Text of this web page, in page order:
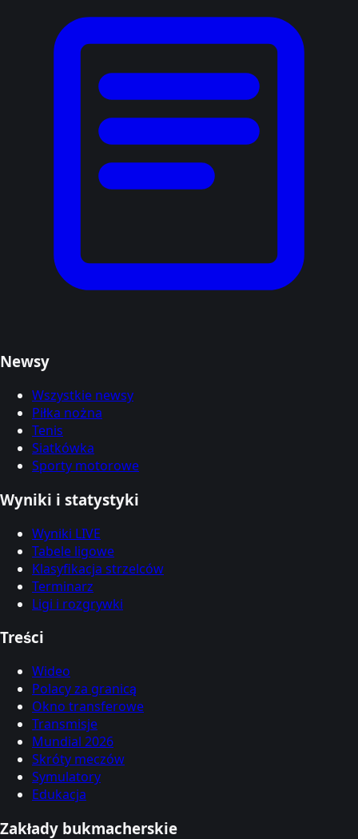
Newsy
Wszystkie newsy
Piłka nożna
Tenis
Siatkówka
Sporty motorowe
Wyniki i statystyki
Wyniki LIVE
Tabele ligowe
Klasyfikacja strzelców
Terminarz
Ligi i rozgrywki
Treści
Wideo
Polacy za granicą
Okno transferowe
Transmisje
Mundial 2026
Skróty meczów
Symulatory
Edukacja
Zakłady bukmacherskie